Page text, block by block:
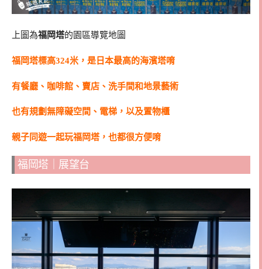
上圖為福岡塔的園區導覽地圖
福岡塔標高324米，是日本最高的海濱塔唷
有餐廳、咖啡館、賣店、洗手間和地景藝術
也有規劃無障礙空間、電梯，以及置物櫃
親子同遊一起玩福岡塔，也都很方便唷
福岡塔｜展望台